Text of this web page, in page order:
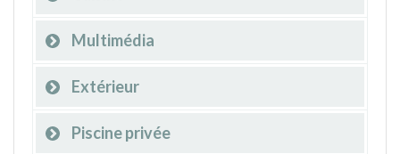
Multimédia
Extérieur
Piscine privée